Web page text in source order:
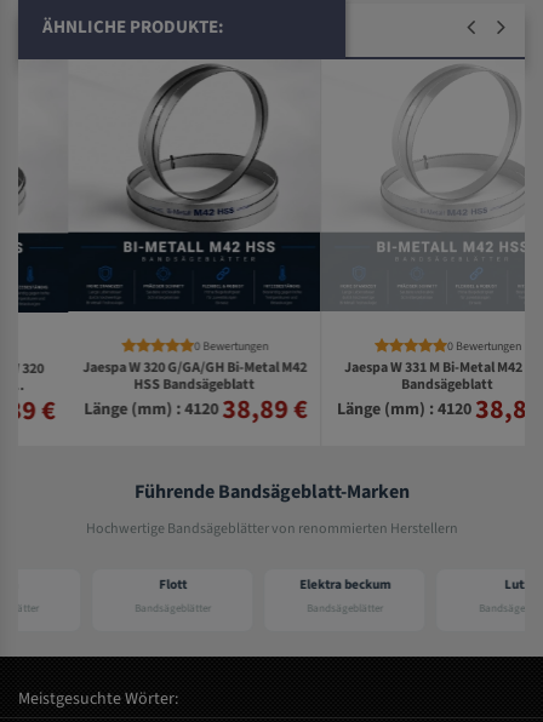
ÄHNLICHE PRODUKTE:
0 Bewertungen
Jaespa W 320 G/GA/GH Bi-Metal M42
HSS Bandsägeblatt
Länge (mm) : 4120 38,89 €
0 Bewertungen
Jaespa W 331 M Bi-Metal M42 HSS
Bandsägeblatt
Länge (mm) : 4120 38,89 €
Führende Bandsägeblatt-Marken
Hochwertige Bandsägeblätter von renommierten Herstellern
Bandsägeblätter
Elektra beckum
Bandsägeblätter Bandsägeblätter
Meistgesuchte Wörter: